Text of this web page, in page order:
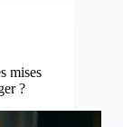
mises
?